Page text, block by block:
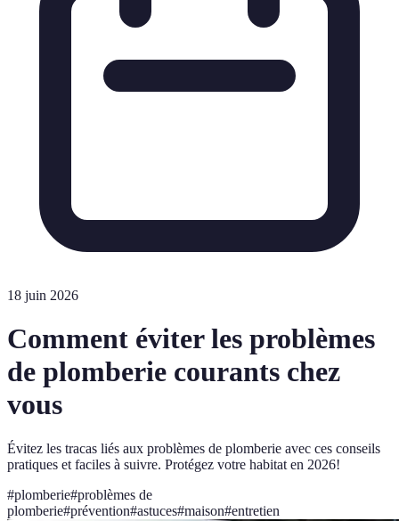
18 juin 2026
Comment éviter les problèmes
de plomberie courants chez
vous
Évitez les tracas liés aux problèmes de plomberie avec ces conseils
pratiques et faciles à suivre. Protégez votre habitat en 2026!
#plomberie#problèmes de
plomberie#prévention#astuces#maison#entretien